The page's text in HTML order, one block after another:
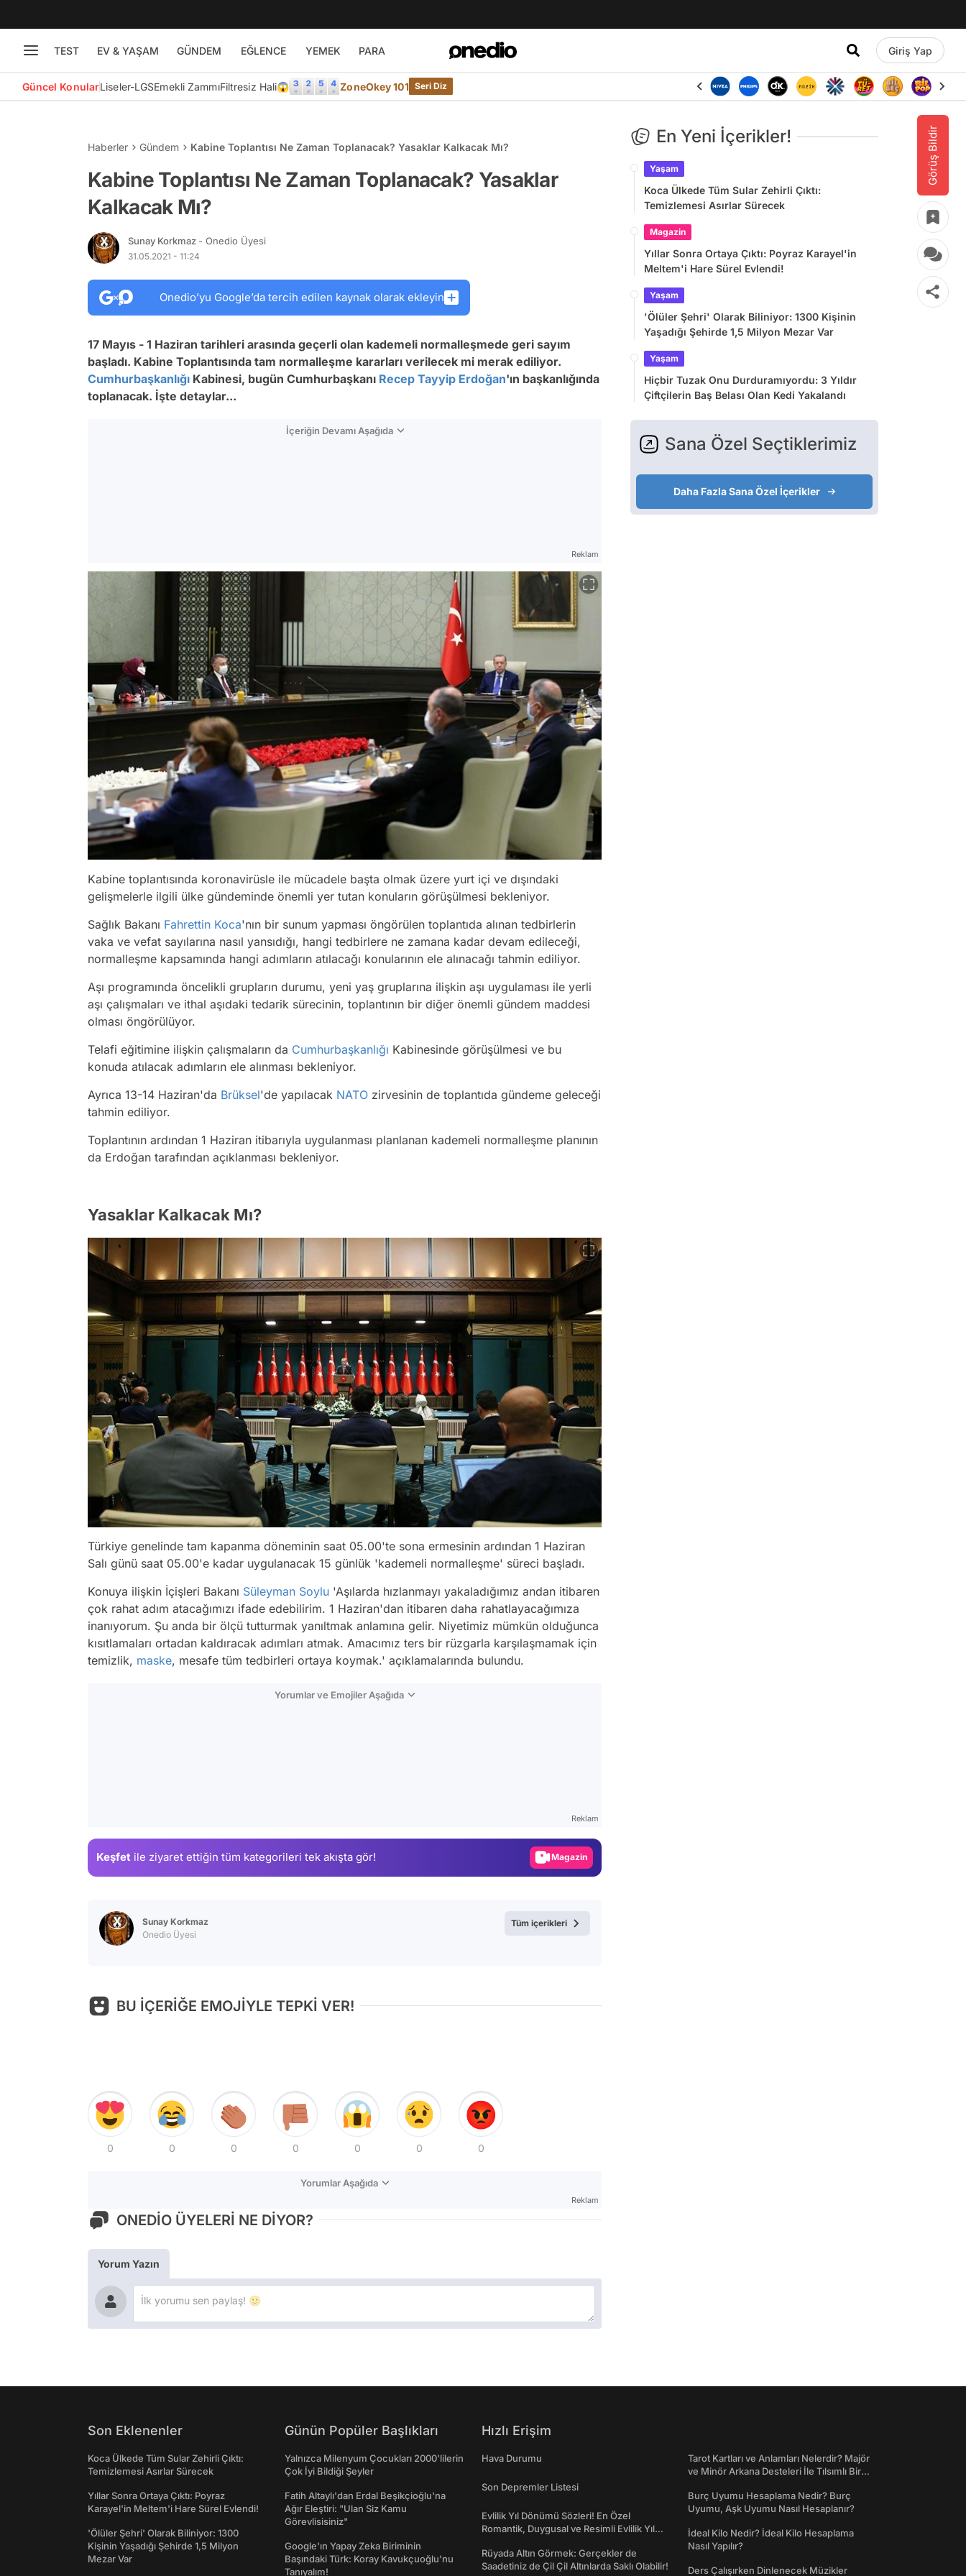
TEST EV & YAŞAM GÜNDEM EĞLENCE YEMEK PARA Giriş Yap
Güncel KonularLiseler-LGSEmekli ZammıFiltresiz Hali😱 ZoneOkey 101 Seri Diz
Görüş Bildir
Haberler Gündem Kabine Toplantısı Ne Zaman Toplanacak? Yasaklar Kalkacak Mı?
Kabine Toplantısı Ne Zaman Toplanacak? Yasaklar
Kalkacak Mı?
Sunay Korkmaz - Onedio Üyesi
31.05.2021 - 11:24
Onedio’yu Google’da tercih edilen kaynak olarak ekleyin
17 Mayıs - 1 Haziran tarihleri arasında geçerli olan kademeli normalleşmede geri sayım
başladı. Kabine Toplantısında tam normalleşme kararları verilecek mi merak ediliyor.
Cumhurbaşkanlığı Kabinesi, bugün Cumhurbaşkanı Recep Tayyip Erdoğan'ın başkanlığında
toplanacak. İşte detaylar...
İçeriğin Devamı Aşağıda
Reklam
Kabine toplantısında koronavirüsle ile mücadele başta olmak üzere yurt içi ve dışındaki
gelişmelerle ilgili ülke gündeminde önemli yer tutan konuların görüşülmesi bekleniyor.
Sağlık Bakanı Fahrettin Koca'nın bir sunum yapması öngörülen toplantıda alınan tedbirlerin
vaka ve vefat sayılarına nasıl yansıdığı, hangi tedbirlere ne zamana kadar devam edileceği,
normalleşme kapsamında hangi adımların atılacağı konularının ele alınacağı tahmin ediliyor.
Aşı programında öncelikli grupların durumu, yeni yaş gruplarına ilişkin aşı uygulaması ile yerli
aşı çalışmaları ve ithal aşıdaki tedarik sürecinin, toplantının bir diğer önemli gündem maddesi
olması öngörülüyor.
Telafi eğitimine ilişkin çalışmaların da Cumhurbaşkanlığı Kabinesinde görüşülmesi ve bu
konuda atılacak adımların ele alınması bekleniyor.
Ayrıca 13-14 Haziran'da Brüksel'de yapılacak NATO zirvesinin de toplantıda gündeme geleceği
tahmin ediliyor.
Toplantının ardından 1 Haziran itibarıyla uygulanması planlanan kademeli normalleşme planının
da Erdoğan tarafından açıklanması bekleniyor.
Yasaklar Kalkacak Mı?
Türkiye genelinde tam kapanma döneminin saat 05.00'te sona ermesinin ardından 1 Haziran
Salı günü saat 05.00'e kadar uygulanacak 15 günlük 'kademeli normalleşme' süreci başladı.
Konuya ilişkin İçişleri Bakanı Süleyman Soylu 'Aşılarda hızlanmayı yakaladığımız andan itibaren
çok rahat adım atacağımızı ifade edebilirim. 1 Haziran'dan itibaren daha rahatlayacağımıza
inanıyorum. Şu anda bir ölçü tutturmak yanıltmak anlamına gelir. Niyetimiz mümkün olduğunca
kısıtlamaları ortadan kaldıracak adımları atmak. Amacımız ters bir rüzgarla karşılaşmamak için
temizlik, maske, mesafe tüm tedbirleri ortaya koymak.' açıklamalarında bulundu.
Yorumlar ve Emojiler Aşağıda
Reklam
Keşfet ile ziyaret ettiğin tüm kategorileri tek akışta gör! Magazin
Sunay Korkmaz
Onedio Üyesi
Tüm içerikleri
BU İÇERİĞE EMOJİYLE TEPKİ VER!
0 0 0 0 0 0 0
Yorumlar Aşağıda
Reklam
ONEDİO ÜYELERİ NE DİYOR?
Yorum Yazın
En Yeni İçerikler!
Yaşam
Koca Ülkede Tüm Sular Zehirli Çıktı:
Temizlemesi Asırlar Sürecek
Magazin
Yıllar Sonra Ortaya Çıktı: Poyraz Karayel'in
Meltem'i Hare Sürel Evlendi!
Yaşam
'Ölüler Şehri' Olarak Biliniyor: 1300 Kişinin
Yaşadığı Şehirde 1,5 Milyon Mezar Var
Yaşam
Hiçbir Tuzak Onu Durduramıyordu: 3 Yıldır
Çiftçilerin Baş Belası Olan Kedi Yakalandı
Sana Özel Seçtiklerimiz
Daha Fazla Sana Özel İçerikler
Son Eklenenler
Koca Ülkede Tüm Sular Zehirli Çıktı:
Temizlemesi Asırlar Sürecek
Yıllar Sonra Ortaya Çıktı: Poyraz
Karayel'in Meltem'i Hare Sürel Evlendi!
'Ölüler Şehri' Olarak Biliniyor: 1300
Kişinin Yaşadığı Şehirde 1,5 Milyon
Mezar Var
Günün Popüler Başlıkları
Yalnızca Milenyum Çocukları 2000'lilerin
Çok İyi Bildiği Şeyler
Fatih Altaylı'dan Erdal Beşikçioğlu'na
Ağır Eleştiri: "Ulan Siz Kamu
Görevlisisiniz"
Google'ın Yapay Zeka Biriminin
Başındaki Türk: Koray Kavukçuoğlu'nu
Tanıyalım!
Hızlı Erişim
Hava Durumu
Son Depremler Listesi
Evlilik Yıl Dönümü Sözleri! En Özel
Romantik, Duygusal ve Resimli Evlilik Yıl
Rüyada Altın Görmek: Gerçekler de
Saadetiniz de Çil Çil Altınlarda Saklı Olabilir!
Tarot Kartları ve Anlamları Nelerdir? Majör
ve Minör Arkana Desteleri İle Tılsımlı Bir
Burç Uyumu Hesaplama Nedir? Burç
Uyumu, Aşk Uyumu Nasıl Hesaplanır?
İdeal Kilo Nedir? İdeal Kilo Hesaplama
Nasıl Yapılır?
Ders Çalışırken Dinlenecek Müzikler